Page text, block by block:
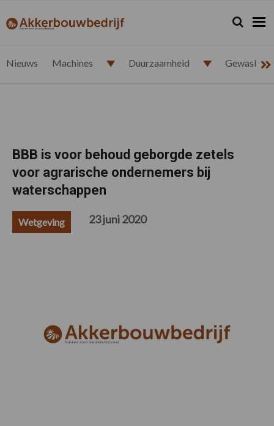
de
de
de
de
akkerbouwbedrijf.nl Zoeken...
Zoek
Nieuws Machines Duurzaamheid
BBB is voor behoud geborgde zetels
voor agrarische ondernemers bij
waterschappen
Wetgeving 23 juni 2020